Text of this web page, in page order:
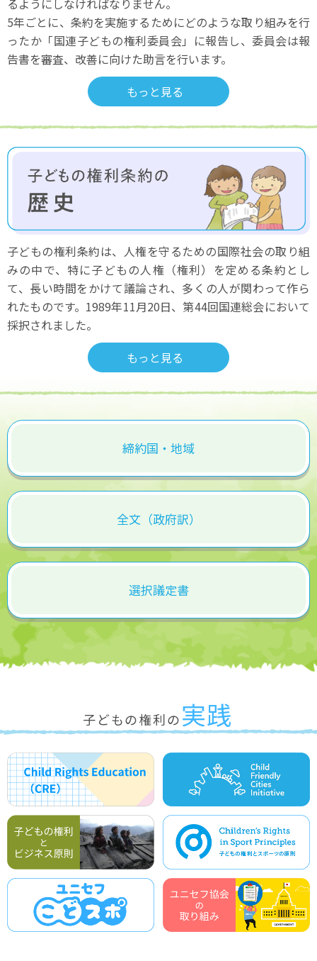
るようにしなければなりません。
5年ごとに、条約を実施するためにどのような取り組みを行
ったか 「国連子どもの権利委員会」に報告し、 委員会は報
告書を審査、改善に向けた助言を行います。
もっと見る
子どもの権利条約は、人権を守るための国際社会の取り組
みの中で、 特に子どもの人権（権利）を定める条約とし
て、 長い時間をかけて議論され、多くの人が関わって作ら
れたものです。 1989年11月20日、第44回国連総会において
採択されました。
もっと見る
締約国・地域
全文（政府訳）
選択議定書
子どもの権利の実践